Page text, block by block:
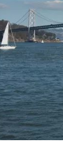
市政码头
8 Ghirardelli
巧克力广场
9 The Wave
浪琴园
10 Palace of
艺术宫